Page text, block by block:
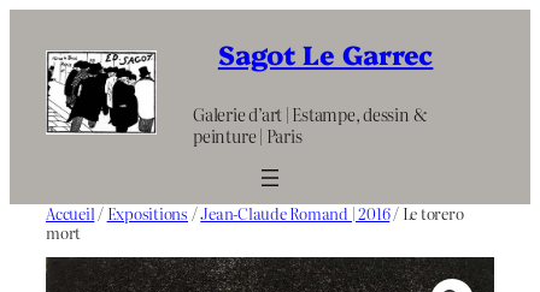
contenu
Sagot Le Garrec
Galerie d’art | Estampe, dessin &
peinture | Paris
Accueil / Expositions /Jean-Claude Romand | 2016/ Le torero
mort